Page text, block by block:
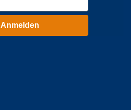
Anmelden